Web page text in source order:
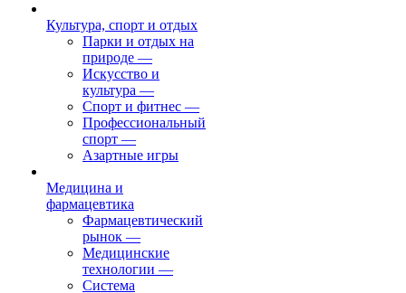
Культура, спорт и отдых
Парки и отдых на
природе —
Искусство и
культура —
Спорт и фитнес —
Профессиональный
спорт —
Азартные игры
Медицина и
фармацевтика
Фармацевтический
рынок —
Медицинские
технологии —
Система